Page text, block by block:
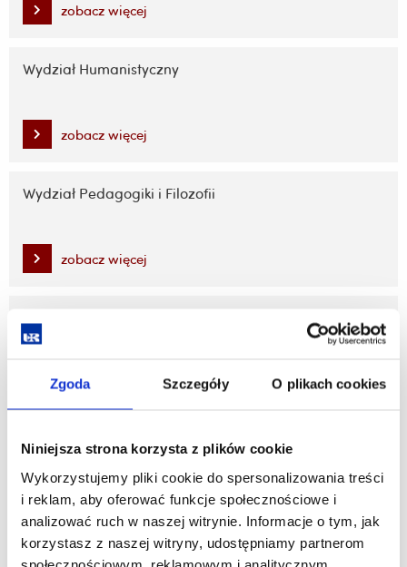
Zgoda Szczegóły O plikach cookies
Niniejsza strona korzysta z plików cookie
Wykorzystujemy pliki cookie do spersonalizowania treści
i reklam, aby oferować funkcje społecznościowe i
analizować ruch w naszej witrynie. Informacje o tym, jak
korzystasz z naszej witryny, udostępniamy partnerom
społecznościowym, reklamowym i analitycznym.
zobacz więcej
Wydział Humanistyczny
zobacz więcej
Wydział Pedagogiki i Filozofii
zobacz więcej
zobacz więcej
Wydział Technologiczno-Przyrodniczy
zobacz więcej